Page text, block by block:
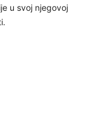
u svoj njegovoj